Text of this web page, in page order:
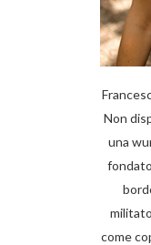
Non
una
come